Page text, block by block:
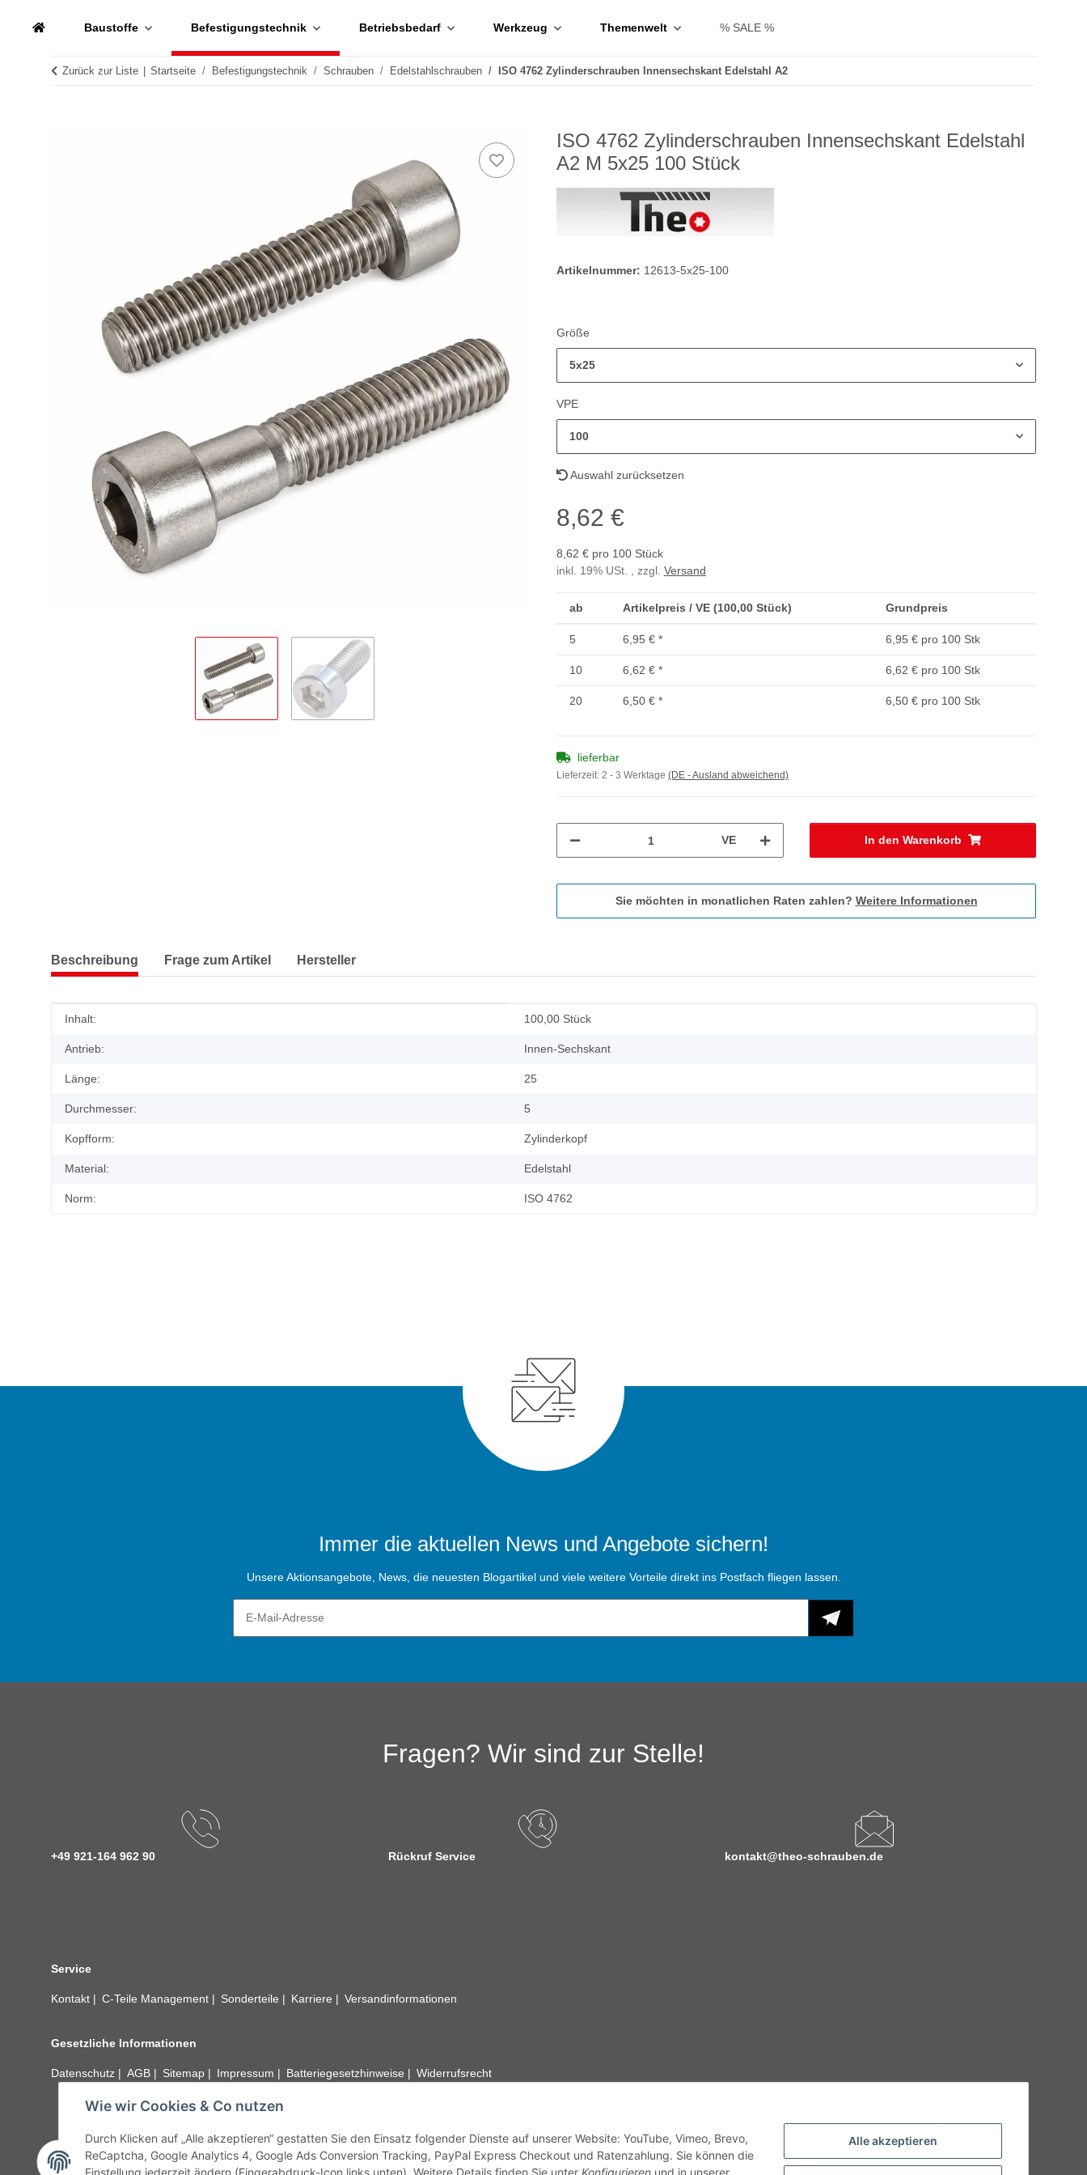
Alle akzeptieren
Wie wir Cookies & Co nutzen
Durch Klicken auf „Alle akzeptieren“ gestatten Sie den Einsatz folgender Dienste auf unserer Website: YouTube, Vimeo, Brevo,
ReCaptcha, Google Analytics 4, Google Ads Conversion Tracking, PayPal Express Checkout und Ratenzahlung. Sie können die
Einstellung jederzeit ändern (Fingerabdruck-Icon links unten). Weitere Details finden Sie unter Konfigurieren und in unserer
Baustoffe Befestigungstechnik Betriebsbedarf Werkzeug Themenwelt % SALE %
Zurück zur Liste Startseite Befestigungstechnik Schrauben Edelstahlschrauben ISO 4762 Zylinderschrauben Innensechskant Edelstahl A2
ISO 4762 Zylinderschrauben Innensechskant Edelstahl
A2 M 5x25 100 Stück
Artikelnummer: 12613-5x25-100
Größe
5x25
VPE
100
Auswahl zurücksetzen
8,62 €
8,62 € pro 100 Stück
inkl. 19% USt. , zzgl. Versand
ab Artikelpreis / VE (100,00 Stück) Grundpreis
5 6,95 € * 6,95 € pro 100 Stk
10 6,62 € * 6,62 € pro 100 Stk
20 6,50 € * 6,50 € pro 100 Stk
lieferbar
Lieferzeit: 2 - 3 Werktage (DE - Ausland abweichend)
VE In den Warenkorb
Sie möchten in monatlichen Raten zahlen? Weitere Informationen
Beschreibung Frage zum Artikel Hersteller
Produkteigenschaft
Wert
Inhalt: 100,00 Stück
Antrieb: Innen-Sechskant
Länge: 25
Durchmesser: 5
Kopfform: Zylinderkopf
Material: Edelstahl
Norm: ISO 4762
Immer die aktuellen News und Angebote sichern!
Unsere Aktionsangebote, News, die neuesten Blogartikel und viele weitere Vorteile direkt ins Postfach fliegen lassen.
Fragen? Wir sind zur Stelle!
+49 921-164 962 90 Rückruf Service kontakt@theo-schrauben.de
Service
Kontakt C-Teile Management Sonderteile Karriere Versandinformationen
Gesetzliche Informationen
Datenschutz AGB Sitemap Impressum Batteriegesetzhinweise Widerrufsrecht
unseren Kundenservice. Abbildungen der Artikel können beispielhaft sein und vom Produkt abweichen.